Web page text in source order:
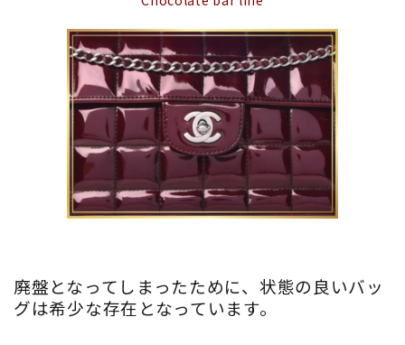
廃盤となってしまったために、状態の良いバッ
グは希少な存在となっています。